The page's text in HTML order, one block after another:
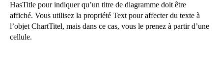
HasTitle pour indiquer qu’un titre de diagramme doit être
affiché. Vous utilisez la propriété Text pour affecter du texte à
l’objet ChartTitel, mais dans ce cas, vous le prenez à partir d’une
cellule.